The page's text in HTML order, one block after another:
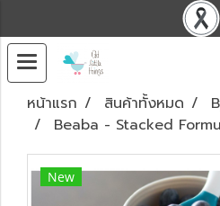
หน้าแรก สินค้าทั้งหมด
Beaba - Stacked
New